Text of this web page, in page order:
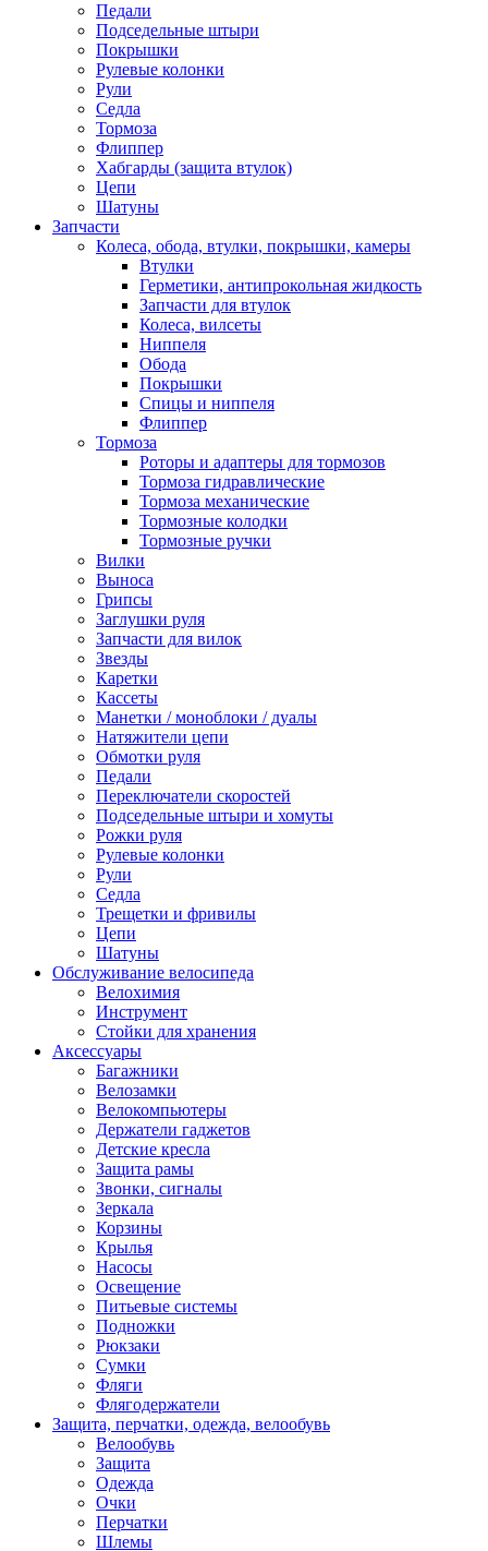
Педали
Подседельные штыри
Покрышки
Рулевые колонки
Рули
Седла
Тормоза
Флиппер
Хабгарды (защита втулок)
Цепи
Шатуны
Запчасти
Колеса, обода, втулки, покрышки, камеры
Втулки
Герметики, антипрокольная жидкость
Запчасти для втулок
Колеса, вилсеты
Ниппеля
Обода
Покрышки
Спицы и ниппеля
Флиппер
Тормоза
Роторы и адаптеры для тормозов
Тормоза гидравлические
Тормоза механические
Тормозные колодки
Тормозные ручки
Вилки
Выноса
Грипсы
Заглушки руля
Запчасти для вилок
Звезды
Каретки
Кассеты
Манетки / моноблоки / дуалы
Натяжители цепи
Обмотки руля
Педали
Переключатели скоростей
Подседельные штыри и хомуты
Рожки руля
Рулевые колонки
Рули
Седла
Трещетки и фривилы
Цепи
Шатуны
Обслуживание велосипеда
Велохимия
Инструмент
Стойки для хранения
Аксессуары
Багажники
Велозамки
Велокомпьютеры
Держатели гаджетов
Детские кресла
Защита рамы
Звонки, сигналы
Зеркала
Корзины
Крылья
Насосы
Освещение
Питьевые системы
Подножки
Рюкзаки
Сумки
Фляги
Флягодержатели
Защита, перчатки, одежда, велообувь
Велообувь
Защита
Одежда
Очки
Перчатки
Шлемы